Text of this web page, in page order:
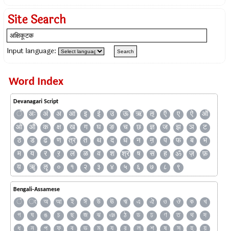
Site Search
Input language:
Word Index
Devanagari Script
ँ अः अं अ आ इ ई उ ऊ ऋ ऌ ऍ ए ऐ
ऑ
ओ
औ क क्ष ख ग घ ङ च छ ज्ञ ज झ ञ
ट
ठ
ड ढ ण त्र त थ द ध न ऩ प फ ब
भ
म
य र ऱ ल ळ व श श्र ष स ह ॐ ज़
फ़
य़
ॠ ॡ ० १ २ ३ ४ ५ ६ ७ ८ ९
Bengali-Assamese
ঁ ং অ আ ই ঈ উ ঊ ঋ এ ঐ ও ঔ ক
খ
গ
ঘ ঙ চ ছ জ ঝ ঞ ঠ ড ঢ ণ ত থ
দ
ধ
ন প ফ ব ভ ম য র ল শ ষ স হ
য়